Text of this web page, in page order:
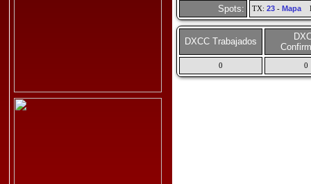
Spots:
TX: 23- Mapa
DXCC Trabajados
0 0